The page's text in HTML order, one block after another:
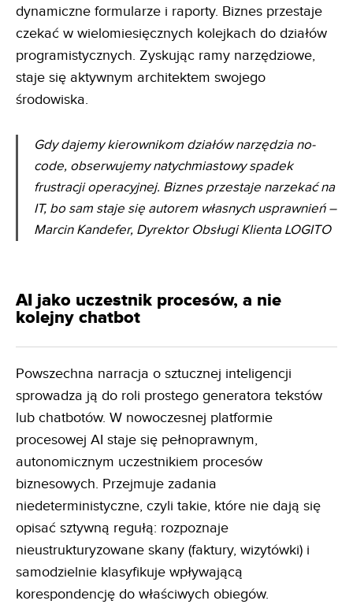
dynamiczne formularze i raporty. Biznes przestaje
czekać w wielomiesięcznych kolejkach do działów
programistycznych. Zyskując ramy narzędziowe,
staje się aktywnym architektem swojego
środowiska.
Gdy dajemy kierownikom działów narzędzia no-
code, obserwujemy natychmiastowy spadek
frustracji operacyjnej. Biznes przestaje narzekać na
IT, bo sam staje się autorem własnych usprawnień–
Marcin Kandefer, Dyrektor Obsługi Klienta LOGITO
AI jako uczestnik procesów, a nie
kolejny chatbot
Powszechna narracja o sztucznej inteligencji
sprowadza ją do roli prostego generatora tekstów
lub chatbotów. W nowoczesnej platformie
procesowej AI staje się pełnoprawnym,
autonomicznym uczestnikiem procesów
biznesowych. Przejmuje zadania
niedeterministyczne, czyli takie, które nie dają się
opisać sztywną regułą: rozpoznaje
nieustrukturyzowane skany (faktury, wizytówki) i
samodzielnie klasyfikuje wpływającą
korespondencję do właściwych obiegów.